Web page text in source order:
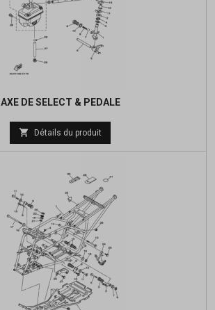
AXE DE SELECT & PEDALE
Prix
de
 Détails du produit